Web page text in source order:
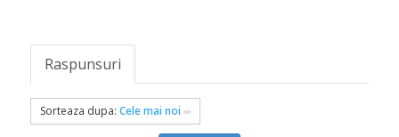
Raspunsuri
Sorteaza dupa: Cele mai noi